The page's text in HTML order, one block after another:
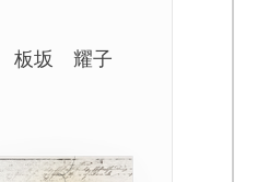
板坂 耀子